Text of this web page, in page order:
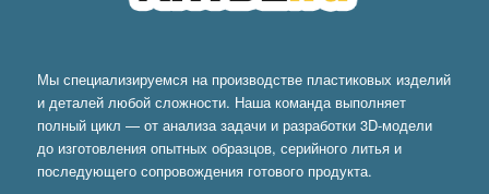
Мы специализируемся на производстве пластиковых изделий
и деталей любой сложности. Наша команда выполняет
полный цикл — от анализа задачи и разработки 3D-модели
до изготовления опытных образцов, серийного литья и
последующего сопровождения готового продукта.